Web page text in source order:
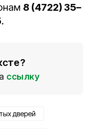
8 (4722) 35–
.
ссылку
дверей